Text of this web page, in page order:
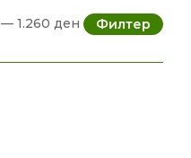
Филтер
— 1.260 ден